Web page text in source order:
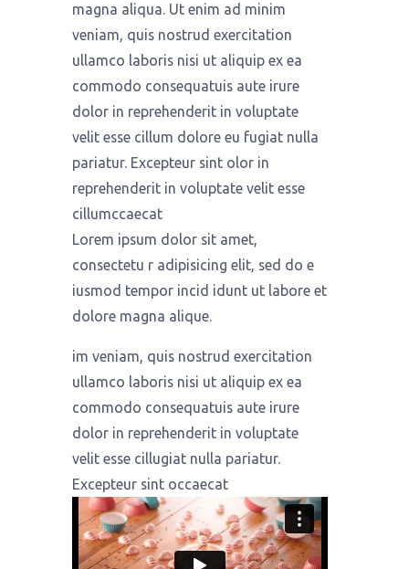
magna aliqua. Ut enim ad minim
veniam, quis nostrud exercitation
ullamco laboris nisi ut aliquip ex ea
commodo consequatuis aute irure
dolor in reprehenderit in voluptate
velit esse cillum dolore eu fugiat nulla
pariatur. Excepteur sint olor in
reprehenderit in voluptate velit esse
cillumccaecat
Lorem ipsum dolor sit amet,
consectetu r adipisicing elit, sed do e
iusmod tempor incid idunt ut labore et
dolore magna alique.
im veniam, quis nostrud exercitation
ullamco laboris nisi ut aliquip ex ea
commodo consequatuis aute irure
dolor in reprehenderit in voluptate
velit esse cillugiat nulla pariatur.
Excepteur sint occaecat